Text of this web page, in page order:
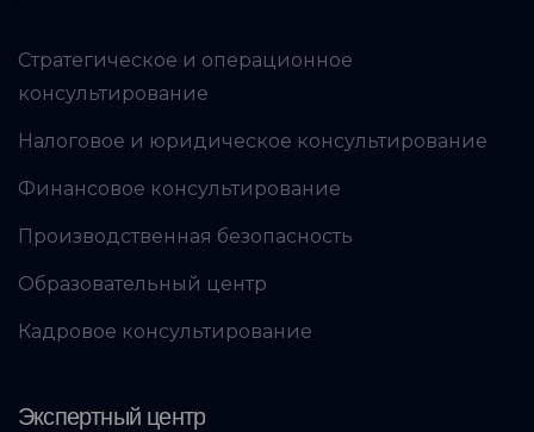
Стратегическое и операционное
консультирование
Налоговое и юридическое консультирование
Финансовое консультирование
Производственная безопасность
Образовательный центр
Кадровое консультирование
Экспертный центр